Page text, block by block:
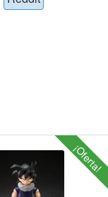
¡Oferta!